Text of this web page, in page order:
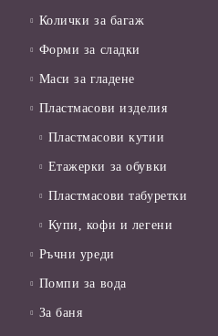
Колички за багаж
Форми за сладки
Маси за гладене
Пластмасови изделия
Пластмасови кутии
Етажерки за обувки
Пластмасови табуретки
Купи, кофи и легени
Ръчни уреди
Помпи за вода
За баня